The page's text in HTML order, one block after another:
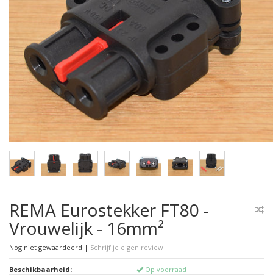
REMA Eurostekker FT80 -
Vrouwelijk - 16mm²
Nog niet gewaardeerd | Schrijf je eigen review
Beschikbaarheid: Op voorraad